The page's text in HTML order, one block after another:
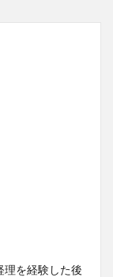
理を経験した後